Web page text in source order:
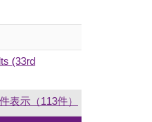
(33rd
表示（113件）